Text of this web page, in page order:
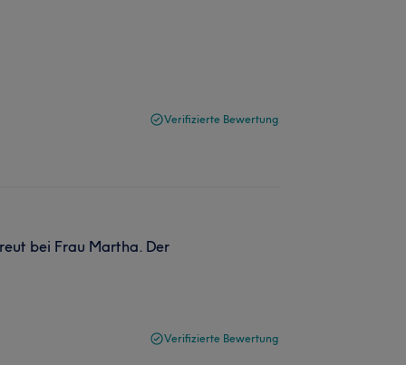
Verifizierte Bewertung
bei Frau Martha. Der
Verifizierte Bewertung